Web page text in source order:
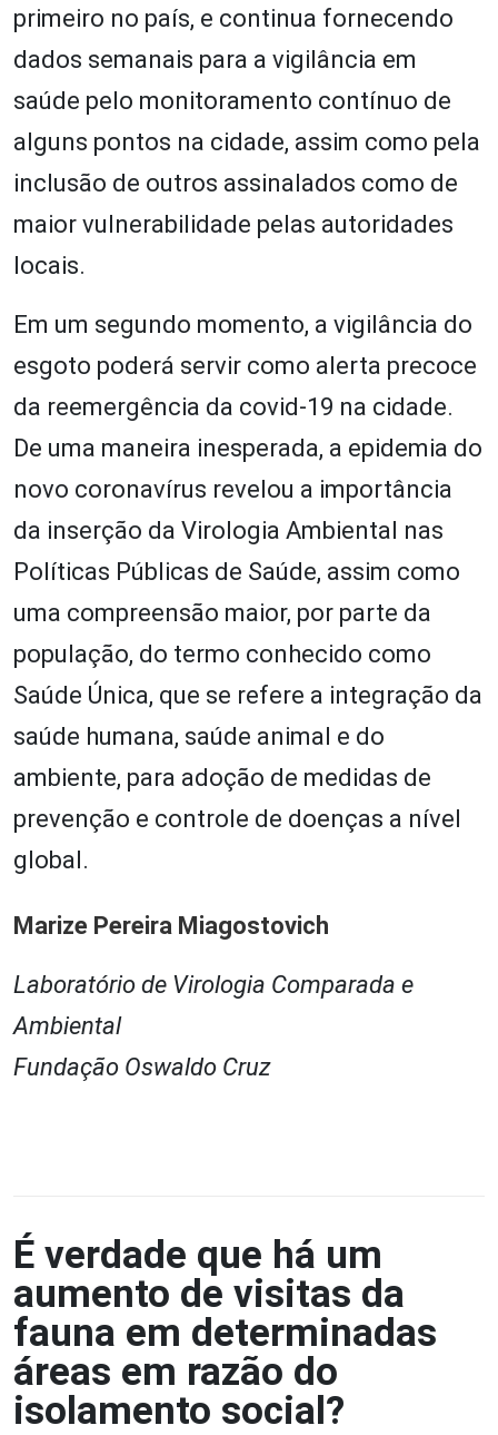
primeiro no país, e continua fornecendo
dados semanais para a vigilância em
saúde pelo monitoramento contínuo de
alguns pontos na cidade, assim como pela
inclusão de outros assinalados como de
maior vulnerabilidade pelas autoridades
locais.
Em um segundo momento, a vigilância do
esgoto poderá servir como alerta precoce
da reemergência da covid-19 na cidade.
De uma maneira inesperada, a epidemia do
novo coronavírus revelou a importância
da inserção da Virologia Ambiental nas
Políticas Públicas de Saúde, assim como
uma compreensão maior, por parte da
população, do termo conhecido como
Saúde Única, que se refere a integração da
saúde humana, saúde animal e do
ambiente, para adoção de medidas de
prevenção e controle de doenças a nível
global.
Marize Pereira Miagostovich
Laboratório de Virologia Comparada e
Ambiental
Fundação Oswaldo Cruz
É verdade que há um
aumento de visitas da
fauna em determinadas
áreas em razão do
isolamento social?